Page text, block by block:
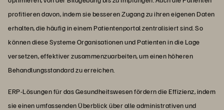
profitieren davon, indem sie besseren Zugang zu ihren eigenen Daten
erhalten, die häufig in einem Patientenportal zentralisiert sind. So
können diese Systeme Organisationen und Patienten in die Lage
versetzen, effektiver zusammenzuarbeiten, um einen höheren
Behandlungsstandard zu erreichen.
ERP-Lösungen für das Gesundheitswesen fördern die Effizienz, indem
sie einen umfassenden Überblick über alle administrativen und